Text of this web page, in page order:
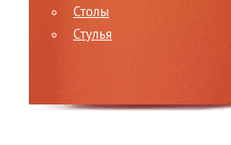
Столы
Стулья